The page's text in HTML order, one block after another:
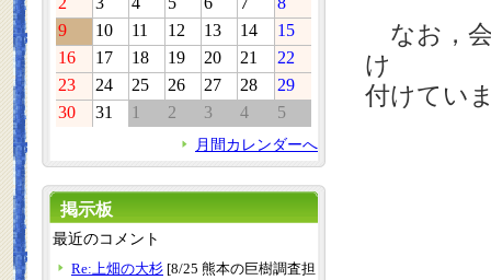
なお，会
け
付けてい
9
10 11 12 13 14
15
16
17 18 19 20 21
22
23
24 25 26 27 28
29
30
31 1 2 3 4 5
月間カレンダーへ
掲示板
最近のコメント
Re:上畑の大杉 [8/25 熊本の巨樹調査担